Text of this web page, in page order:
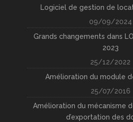
Logiciel de gestion de
09/09/2024
Grands changements dans
2023
25/12/2022
Amélioration du module
25/07/2016
Amélioration du mécanisme
d’exportation des